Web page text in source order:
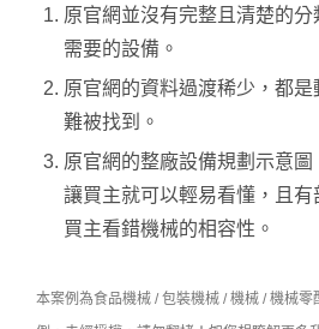
原官網並沒有完整且清楚的
需要的設備。
原官網的資料過渡稀少，都
難被找到。
原官網的整廠設備規劃示意
讓買主就可以輕易看懂，且
買主看錯機械的相容性。
本案例為食品機械 / 包裝機械 / 機械 / 機械